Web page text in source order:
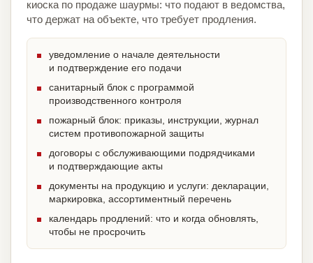
киоска по продаже шаурмы: что подают в ведомства,
что держат на объекте, что требует продления.
уведомление о начале деятельности
и подтверждение его подачи
санитарный блок с программой
производственного контроля
пожарный блок: приказы, инструкции, журнал
систем противопожарной защиты
договоры с обслуживающими подрядчиками
и подтверждающие акты
документы на продукцию и услуги: декларации,
маркировка, ассортиментный перечень
календарь продлений: что и когда обновлять,
чтобы не просрочить